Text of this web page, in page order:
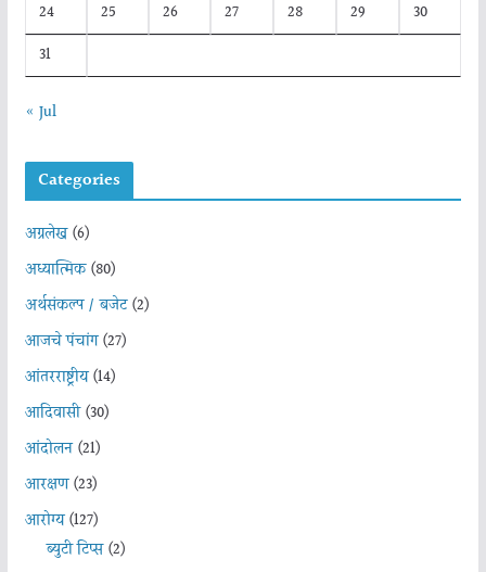
24
25 26 27 28 29
30
31
« Jul
Categories
अग्रलेख(6)
अध्यात्मिक(80)
अर्थसंकल्प / बजेट(2)
आजचे पंचांग(27)
आंतरराष्ट्रीय(14)
आदिवासी(30)
आंदोलन(21)
आरक्षण(23)
आरोग्य(127)
ब्युटी टिप्स(2)